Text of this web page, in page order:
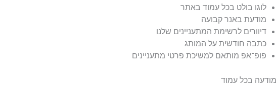
לוגו בולט בכל עמוד באתר
מודעת באנר קבועה
דיוורים לרשימת המתעניינים שלנו
כתבה חודשית על המותג
פופ־אפ מותאם למשיכת פרטי מתעניינים
מודעה בכל עמוד